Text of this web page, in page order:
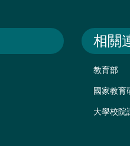
相關
教育部
國家教育
大學校院